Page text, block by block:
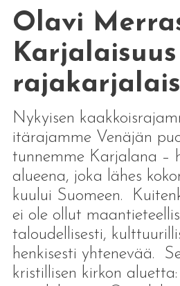
Olavi
Karjalaisuus
Nykyisen
itärajamme Venäjän
tunnemme Karjalana –
alueena, joka lähes
kuului Suomeen.
ei ole ollut
taloudellisesti,
henkisesti yhtenevää.
kristillisen kirkon